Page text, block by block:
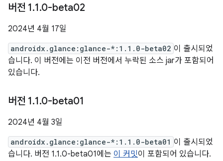
버전 1.1.0-beta02
2024년 4월 17일
androidx.glance:glance-*:1.1.0-beta02 이 출시되었
습니다. 이 버전에는 이전 버전에서 누락된 소스 jar가 포함되어
있습니다.
버전 1.1.0-beta01
2024년 4월 3일
androidx.glance:glance-*:1.1.0-beta01 이 출시되었
습니다. 버전 1.1.0-beta01에는 이 커밋이 포함되어 있습니다.